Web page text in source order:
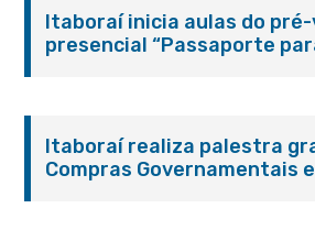
Itaboraí inicia aulas do
presencial “Passaporte
Itaboraí realiza palestra
Compras Governamentais